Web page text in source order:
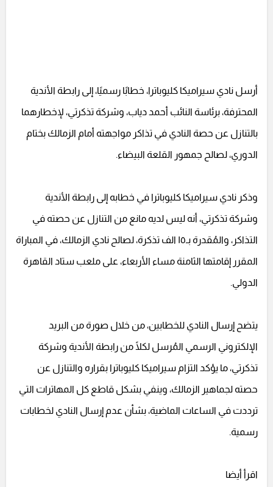
أرسل نادي سيراميكا كليوباترا، خطابًا رسميًا، إلى رابطة الأندية
المحترفة، برئاسة النائب أحمد دياب، وشركة تذكرتي، لإخطارهما
بالتنازل عن حصة النادي في تذاكر مواجهته أمام الزمالك بختام
الدوري، لصالح جمهور القلعة البيضاء.
وذكر نادي سيراميكا كليوباترا في خطابه إلى رابطة الأندية
وشركة تذكرتي، أنه ليس لديه مانع من التنازل عن حصته في
التذاكر، والمُقدرة بـ١٥ الف تذكرة، لصالح نادي الزمالك، في المباراة
المقرر إقامتها الثامنة مساء الأربعاء، على ملعب ستاد القاهرة
الدولي.
يتضح إرسال النادي للخطابين، من خلال صورة من البريد
الإلكتروني الرسمي المُرسل لكلًا من رابطة الأندية وشركة
تذكرتي، ما يؤكد التزام سيراميكا كليوباترا بقراره والتنازل عن
حصته لجماهير الزمالك، وينفي بشكل قاطع كل المهاترات التي
ترددت في الساعات الماضية، بشأن عدم إرسال النادي لخطابات
رسمية.
اقرأ أيضا